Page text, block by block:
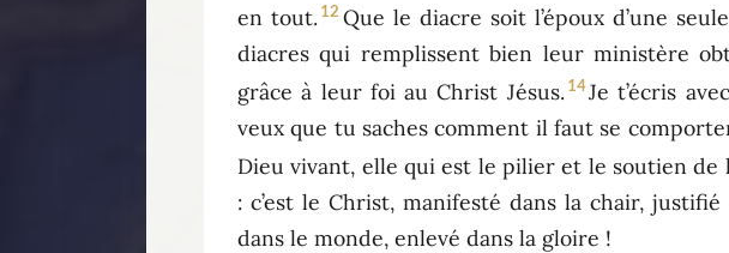
en tout. 12 Que le diacre soit l’époux d’une
diacres qui remplissent bien leur ministère
grâce à leur foi au Christ Jésus. 14Je t’écris
veux que tu saches comment il faut se
Dieu vivant, elle qui est le pilier et le soutien de
: c’est le Christ, manifesté dans la chair,
dans le monde, enlevé dans la gloire !